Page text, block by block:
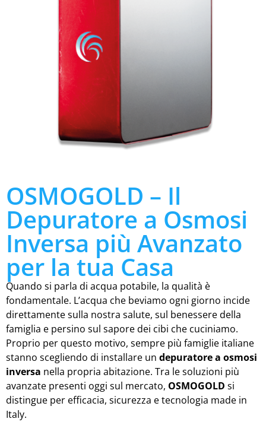
OSMOGOLD – Il
Depuratore a Osmosi
Inversa più Avanzato
per la tua Casa
Quando si parla di acqua potabile, la qualità è
fondamentale. L’acqua che beviamo ogni giorno incide
direttamente sulla nostra salute, sul benessere della
famiglia e persino sul sapore dei cibi che cuciniamo.
Proprio per questo motivo, sempre più famiglie italiane
stanno scegliendo di installare un depuratore a osmosi
inversa nella propria abitazione. Tra le soluzioni più
avanzate presenti oggi sul mercato, OSMOGOLD si
distingue per efficacia, sicurezza e tecnologia made in
Italy.